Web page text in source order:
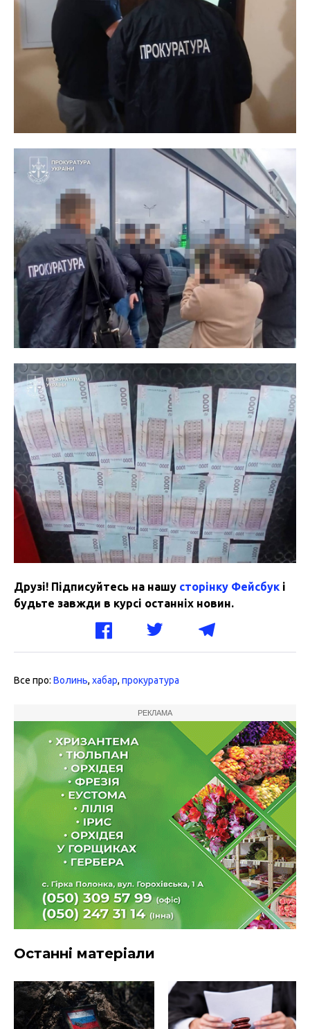
Друзі! Підписуйтесь на нашу сторінку Фейсбук і
будьте завжди в курсі останніх новин.
Все про: Волинь, хабар, прокуратура
РЕКЛАМА
Останні матеріали